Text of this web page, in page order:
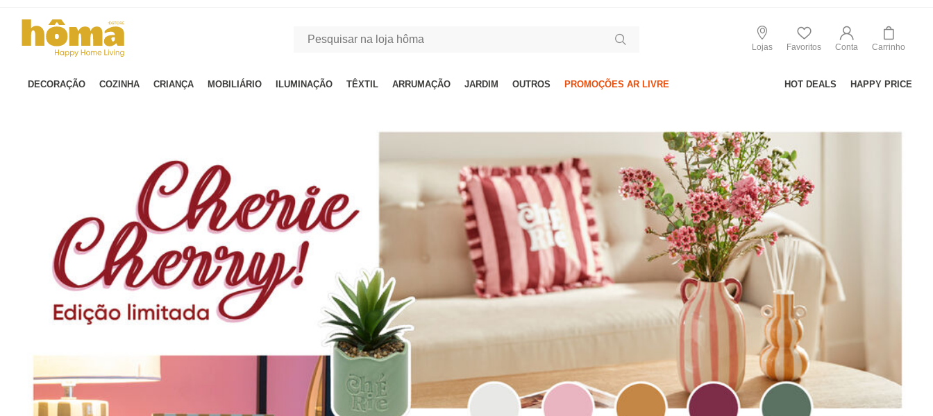
Lojas Favoritos Conta Carrinho
DECORAÇÃO COZINHA CRIANÇA MOBILIÁRIO ILUMINAÇÃO TÊXTIL ARRUMAÇÃO JARDIM OUTROS PROMOÇÕES AR LIVRE HOT DEALS HAPPY PRICE